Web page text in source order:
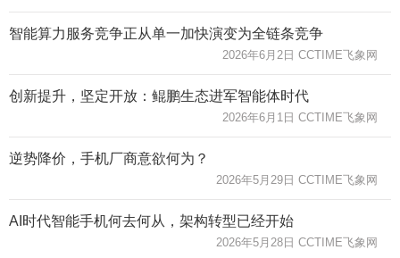
智能算力服务竞争正从单一加快演变为全链条竞争
2026年6月2日 CCTIME飞象网
创新提升，坚定开放：鲲鹏生态进军智能体时代
2026年6月1日 CCTIME飞象网
逆势降价，手机厂商意欲何为？
2026年5月29日 CCTIME飞象网
AI时代智能手机何去何从，架构转型已经开始
2026年5月28日 CCTIME飞象网